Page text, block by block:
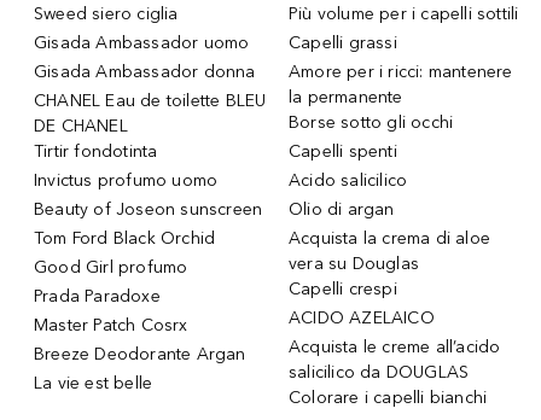
Sweed siero ciglia
Gisada Ambassador uomo
Gisada Ambassador donna
CHANEL Eau de toilette BLEU
DE CHANEL
Tirtir fondotinta
Invictus profumo uomo
Beauty of Joseon sunscreen
Tom Ford Black Orchid
Good Girl profumo
Prada Paradoxe
Master Patch Cosrx
Breeze Deodorante Argan
La vie est belle
Più volume per i capelli sottili
Capelli grassi
Amore per i ricci: mantenere
la permanente
Borse sotto gli occhi
Capelli spenti
Acido salicilico
Olio di argan
Acquista la crema di aloe
vera su Douglas
Capelli crespi
ACIDO AZELAICO
Acquista le creme all’acido
salicilico da DOUGLAS
Colorare i capelli bianchi